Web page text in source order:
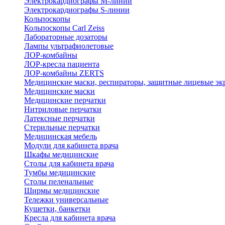
Электрокардиографы S-линии
Кольпоскопы
Кольпоскопы Carl Zeiss
Лабораторные дозаторы
Лампы ультрафиолетовые
ЛОР-комбайны
ЛОР-кресла пациента
ЛОР-комбайны ZERTS
Медицинские маски, респираторы, защитные лицевые
Медицинские маски
Медицинские перчатки
Нитриловые перчатки
Латексные перчатки
Стерильные перчатки
Медицинская мебель
Модули для кабинета врача
Шкафы медицинские
Столы для кабинета врача
Тумбы медицинские
Столы пеленальные
Ширмы медицинские
Тележки универсальные
Кушетки, банкетки
Кресла для кабинета врача